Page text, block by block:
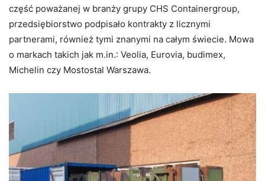
część poważanej w branży grupy CHS Containergroup,
przedsiębiorstwo podpisało kontrakty z licznymi
partnerami, również tymi znanymi na całym świecie. Mowa
o markach takich jak m.in.: Veolia, Eurovia, budimex,
Michelin czy Mostostal Warszawa.